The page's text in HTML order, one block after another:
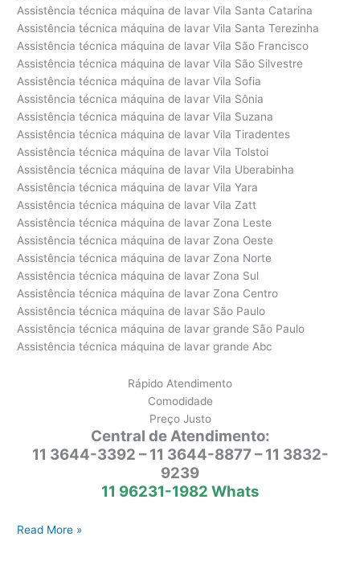
Assistência técnica máquina de lavar Vila Santa Catarina
Assistência técnica máquina de lavar Vila Santa Terezinha
Assistência técnica máquina de lavar Vila São Francisco
Assistência técnica máquina de lavar Vila São Silvestre
Assistência técnica máquina de lavar Vila Sofia
Assistência técnica máquina de lavar Vila Sônia
Assistência técnica máquina de lavar Vila Suzana
Assistência técnica máquina de lavar Vila Tiradentes
Assistência técnica máquina de lavar Vila Tolstoi
Assistência técnica máquina de lavar Vila Uberabinha
Assistência técnica máquina de lavar Vila Yara
Assistência técnica máquina de lavar Vila Zatt
Assistência técnica máquina de lavar Zona Leste
Assistência técnica máquina de lavar Zona Oeste
Assistência técnica máquina de lavar Zona Norte
Assistência técnica máquina de lavar Zona Sul
Assistência técnica máquina de lavar Zona Centro
Assistência técnica máquina de lavar São Paulo
Assistência técnica máquina de lavar grande São Paulo
Assistência técnica máquina de lavar grande Abc
Rápido Atendimento
Comodidade
Preço Justo
Central de Atendimento:
11 3644-3392 – 11 3644-8877 – 11 3832-
9239
11 96231-1982 Whats
Assistência
Read More »